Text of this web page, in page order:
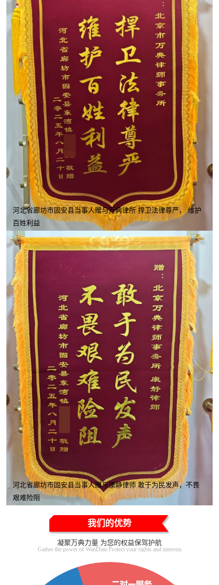
河北省廊坊市固安县当事人赠与万典律所 捍卫法律尊严， 维护
百姓利益
河北省廊坊市固安县当事人赠与康静律师 敢于为民发声，不畏
艰难险阻
我们的优势
凝聚万典力量 为您的权益保驾护航
Gather the power of WanDian Protect your rights and interests